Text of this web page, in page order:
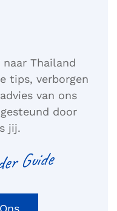
Thailand
tips, verborgen
van ons
door
jij.
Guide